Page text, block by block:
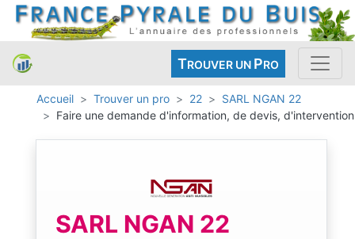
TROUVER UN PRO
Accueil Trouver un pro 22
SARL NGAN 22
Faire une demande d'information, de devis, d'intervention
SARL NGAN 22